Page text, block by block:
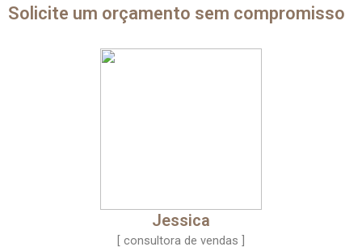
Solicite um orçamento sem compromisso
Jessica
[ consultora de vendas ]